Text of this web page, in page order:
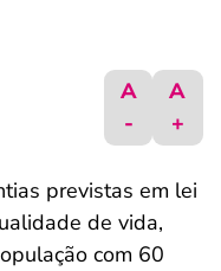
A
-
A
+
previstas em lei
de vida,
com 60